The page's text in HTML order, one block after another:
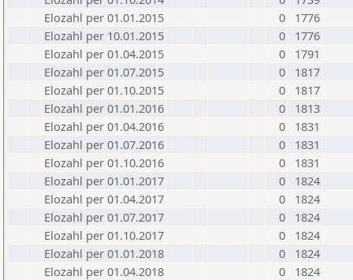
Elozahl per 01.01.2015
0
1776
Elozahl per 10.01.2015
0
1776
Elozahl per 01.04.2015
0
1791
Elozahl per 01.07.2015
0
1817
Elozahl per 01.10.2015
0
1817
Elozahl per 01.01.2016
0
1813
Elozahl per 01.04.2016
0
1831
Elozahl per 01.07.2016
0
1831
Elozahl per 01.10.2016
0
1831
Elozahl per 01.01.2017
0
1824
Elozahl per 01.04.2017
0
1824
Elozahl per 01.07.2017
0
1824
Elozahl per 01.10.2017
0
1824
Elozahl per 01.01.2018
0
1824
Elozahl per 01.04.2018
0
1824